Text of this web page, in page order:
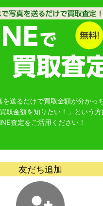
を送るだけで買取金額が分かっ
取金額を知りたい！」という
査定をご活用ください！
友だち追加